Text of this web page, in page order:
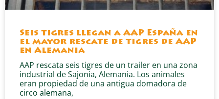
Seis tigres llegan a AAP España en
el mayor rescate de tigres de AAP
en Alemania
AAP rescata seis tigres de un trailer en una zona
industrial de Sajonia, Alemania. Los animales
eran propiedad de una antigua domadora de
circo alemana,